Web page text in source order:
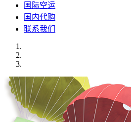
国际空运
国内代购
联系我们